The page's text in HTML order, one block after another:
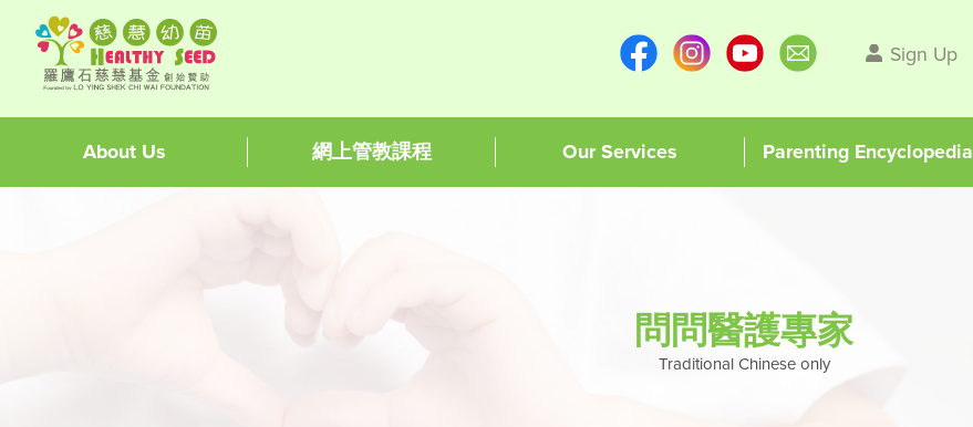
Sign Up
About Us 網上管教課程 Our Services Parenting Encyclopedia
問問醫護專家
Traditional Chinese only